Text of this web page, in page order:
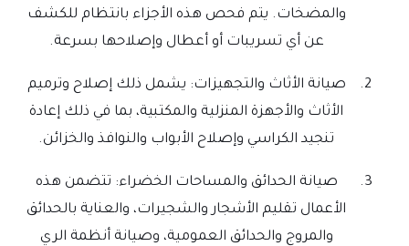
والمضخات. يتم فحص هذه الأجزاء بانتظام للكشف
عن أي تسريبات أو أعطال وإصلاحها بسرعة.
صيانة الأثاث والتجهيزات: يشمل ذلك إصلاح وترميم
الأثاث والأجهزة المنزلية والمكتبية، بما في ذلك إعادة
تنجيد الكراسي وإصلاح الأبواب والنوافذ والخزائن.
صيانة الحدائق والمساحات الخضراء: تتضمن هذه
الأعمال تقليم الأشجار والشجيرات، والعناية بالحدائق
والمروج والحدائق العمومية، وصيانة أنظمة الري